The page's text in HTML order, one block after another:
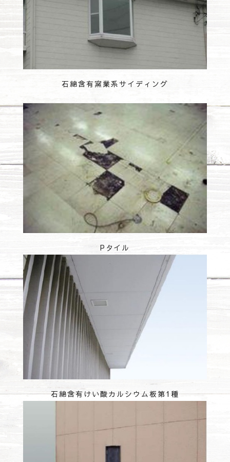
石綿含有窯業系サイディング
Pタイル
石綿含有けい酸カルシウム板第1種